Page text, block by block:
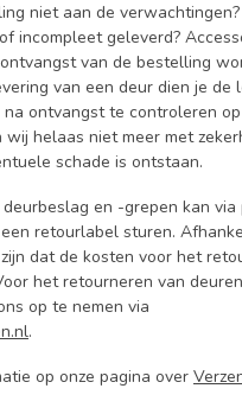
niet aan de
incompleet geleverd?
van de bestelling
van een deur dien je de
ontvangst te controleren
wij helaas niet meer met
schade is ontstaan.
en -grepen kan via
retourlabel sturen.
dat de kosten voor het
het retourneren van
op te nemen via
.
op onze pagina over